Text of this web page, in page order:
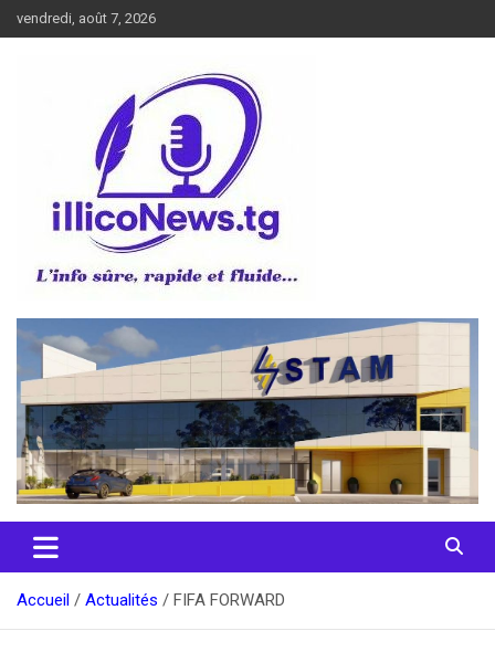
au
vendredi, août 7, 2026
illiconews
Accueil Actualités FIFA FORWARD